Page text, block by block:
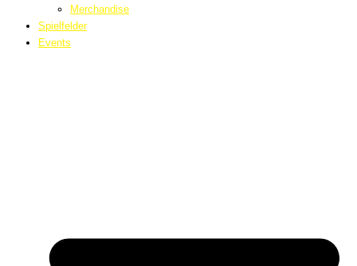
Merchandise
Spielfelder
Events